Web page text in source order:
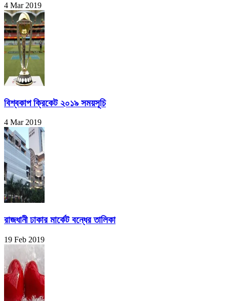
4 Mar 2019
বিশ্বকাপ ক্রিকেট ২০১৯ সময়সূচি
4 Mar 2019
রাজধানী ঢাকার মার্কেট বন্ধের তালিকা
19 Feb 2019